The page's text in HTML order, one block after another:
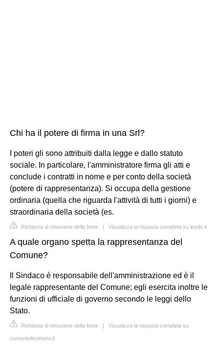
Chi ha il potere di firma in una Srl?
I poteri gli sono attribuiti dalla legge e dallo statuto
sociale. In particolare, l'amministratore firma gli atti e
conclude i contratti in nome e per conto della società
(potere di rappresentanza). Si occupa della gestione
ordinaria (quella che riguarda l'attività di tutti i giorni) e
straordinaria della società (es.
Richiesta di rimozione della fonte | Visualizza la risposta completa su lexdo.it
A quale organo spetta la rappresentanza del
Comune?
Il Sindaco è responsabile dell'amministrazione ed è il
legale rappresentante del Comune; egli esercita inoltre le
funzioni di ufficiale di governo secondo le leggi dello
Stato.
Richiesta di rimozione della fonte | Visualizza la risposta completa su
comunedicortona.it